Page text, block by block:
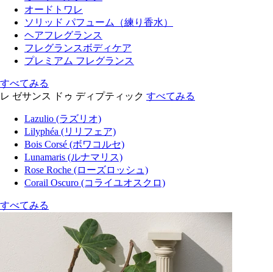
オードトワレ
ソリッド パフューム（練り香水）
ヘアフレグランス
フレグランスボディケア
プレミアム フレグランス
すべてみる
レ ゼサンス ドゥ ディプティック すべてみる
Lazulio (ラズリオ)
Lilyphéa (リリフェア)
Bois Corsé (ボワコルセ)
Lunamaris (ルナマリス)
Rose Roche (ローズロッシュ)
Corail Oscuro (コライユオスクロ)
すべてみる